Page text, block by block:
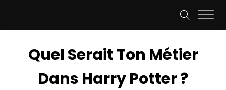
Quel Serait Ton Métier
Dans Harry Potter ?